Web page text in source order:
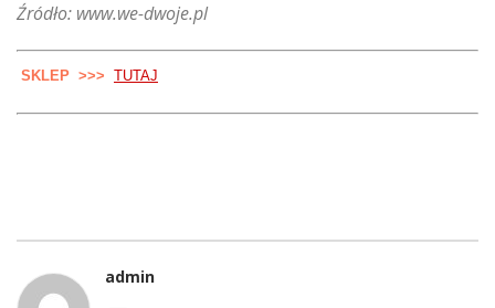
Źródło: www.we-dwoje.pl
SKLEP >>> TUTAJ
admin